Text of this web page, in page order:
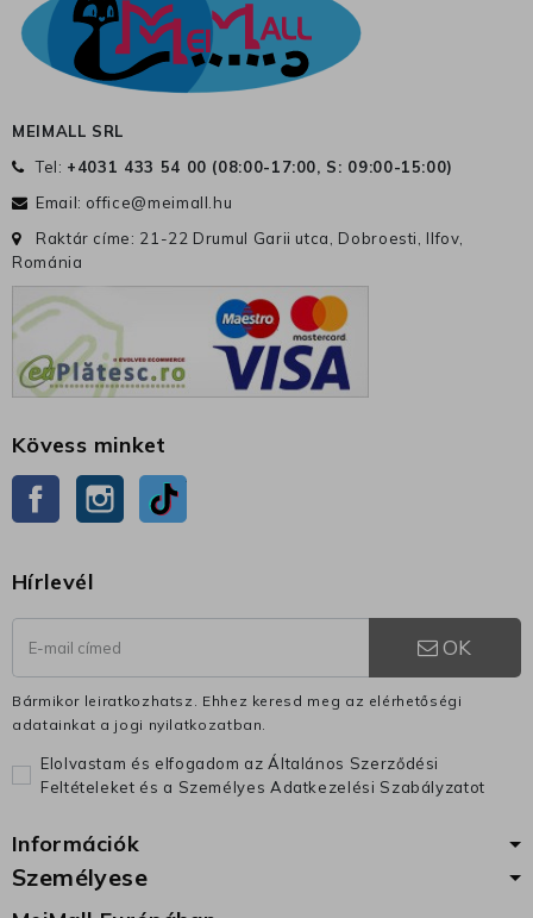
MEIMALL SRL
Tel: +4031 433 54 00 (08:00-17:00, S: 09:00-15:00)
Email: office@meimall.hu
Raktár címe: 21-22 Drumul Garii utca, Dobroesti, Ilfov,
Románia
Kövess minket
Facebook Instagram
Hírlevél
OK
Bármikor leiratkozhatsz. Ehhez keresd meg az elérhetőségi
adatainkat a jogi nyilatkozatban.
Elolvastam és elfogadom az Általános Szerződési
Feltételeket és a Személyes Adatkezelési Szabályzatot
Információk
Személyese